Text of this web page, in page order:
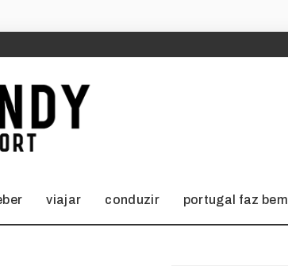
viajar conduzir portugal faz bem